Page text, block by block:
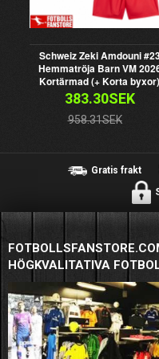
Schweiz Zeki Amdouni
Hemmatröja Barn VM
Kortärmad (+ Korta byxor)
383.30SEK
958.31SEK
Gratis frakt
HÖGKVALITATIVA